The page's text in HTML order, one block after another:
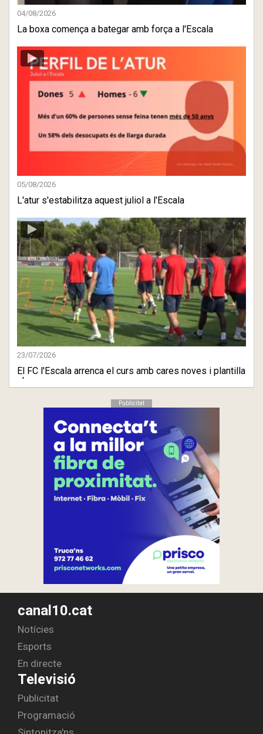
04/08/2026
La boxa comença a bategar amb força a l'Escala
05/08/2026
L'atur s'estabilitza aquest juliol a l'Escala
23/07/2026
El FC l'Escala arrenca el curs amb cares noves i plantilla
ober ...
Publicitat
canal10.cat
Notícies
Esports
En directe
Televisió
Publicitat
Programació